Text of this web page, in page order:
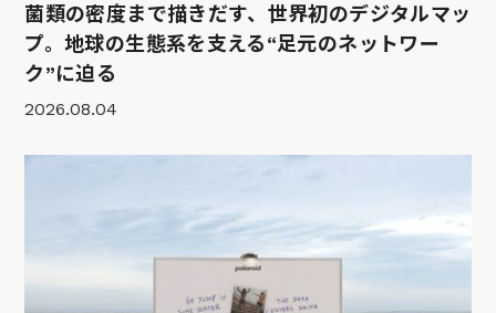
菌類の密度まで描きだす、世界初のデジタルマッ
プ。地球の生態系を支える“足元のネットワー
ク”に迫る
2026.08.04